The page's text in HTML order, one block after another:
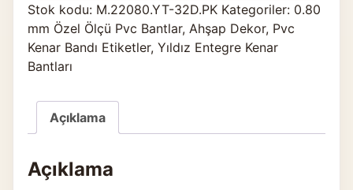
Stok kodu: M.22080.YT-32D.PK Kategoriler: 0.80
mm Özel Ölçü Pvc Bantlar, Ahşap Dekor, Pvc
Kenar Bandı Etiketler, Yıldız Entegre Kenar
Bantları
Açıklama
Açıklama